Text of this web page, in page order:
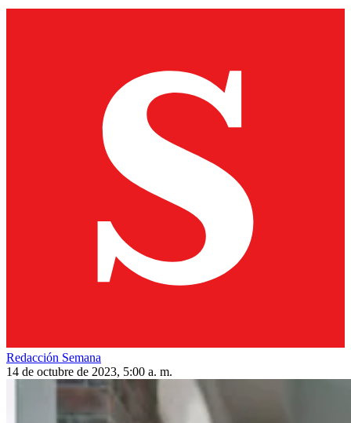
Redacción Semana
14 de octubre de 2023, 5:00 a. m.